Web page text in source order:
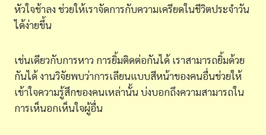
หัวใจช้าลง ช่วยให้เราจัดการกับความเครียดในชีวิตประจำวัน
ได้ง่ายขึ้น
เช่นเดียวกับการหาว การยิ้มติดต่อกันได้ เราสามารถยิ้มด้วย
กันได้ งานวิจัยพบว่าการเลียนแบบสีหน้าของคนอื่นช่วยให้
เข้าใจความรู้สึกของคนเหล่านั้น บ่งบอกถึงความสามารถใน
การเห็นอกเห็นใจผู้อื่น